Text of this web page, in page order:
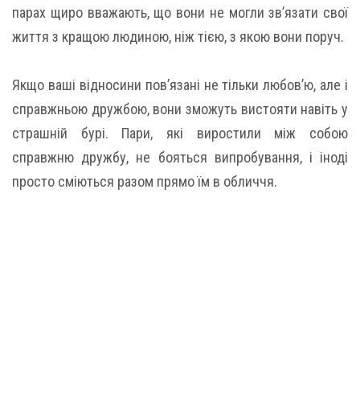
парах щиро вважають, що вони не могли зв’язати свої
життя з кращою людиною, ніж тією, з якою вони поруч.
Якщо ваші відносини пов’язані не тільки любов’ю, але і
справжньою дружбою, вони зможуть вистояти навіть у
страшній бурі. Пари, які виростили між собою
справжню дружбу, не бояться випробування, і іноді
просто сміються разом прямо їм в обличчя.